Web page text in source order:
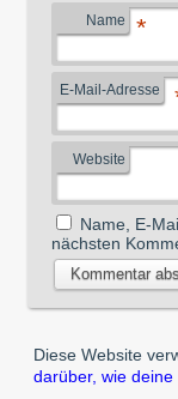
Name *
E-Mail-Adresse
Website
Name, E-
nächsten
Diese Website
darüber, wie